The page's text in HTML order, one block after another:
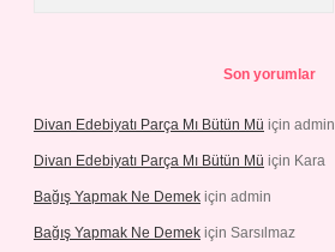
Son yorumlar
Divan Edebiyatı Parça Mı Bütün Mü için admin
Divan Edebiyatı Parça Mı Bütün Mü için Kara
Bağış Yapmak Ne Demek için admin
Bağış Yapmak Ne Demek için Sarsılmaz